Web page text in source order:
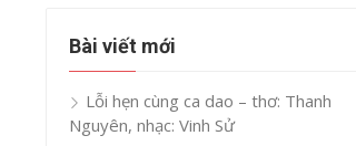
Bài viết mới
Lỗi hẹn cùng ca dao – thơ: Thanh
Nguyên, nhạc: Vinh Sử